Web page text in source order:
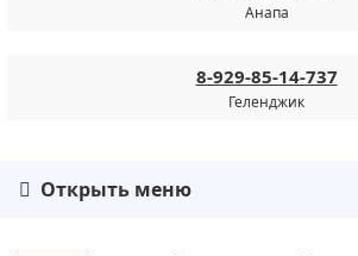
Анапа
8-929-85-14-737
Геленджик
Открыть меню